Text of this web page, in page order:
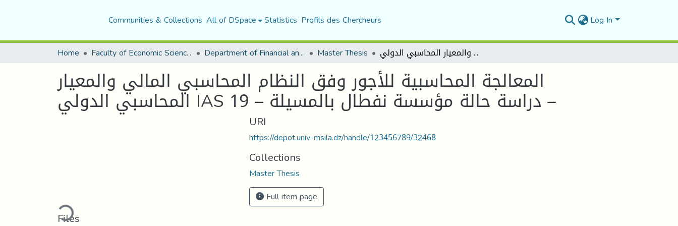
Communities & Collections All of DSpace Statistics Profils des Chercheurs Log In
Home Faculty of Economic Sciences, Commerce and Management Sciences Department of Financial and Accounting Sciences Master Thesis المعالجة المحاسبية للأجور وفق النظام المحاسبي المالي والمعيار المحاسبي الدولي IAS 19 – دراسة حالة مؤسسة نفطال بالمسيلة –
المعالجة المحاسبية للأجور وفق النظام المحاسبي المالي والمعيار
المحاسبي الدولي IAS 19 – دراسة حالة مؤسسة نفطال بالمسيلة –
Loading...
Files
URI
https://depot.univ-msila.dz/handle/123456789/32468
Collections
Master Thesis
Full item page